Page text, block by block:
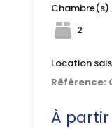
Chambre(s)
2
Location
Référence:
À